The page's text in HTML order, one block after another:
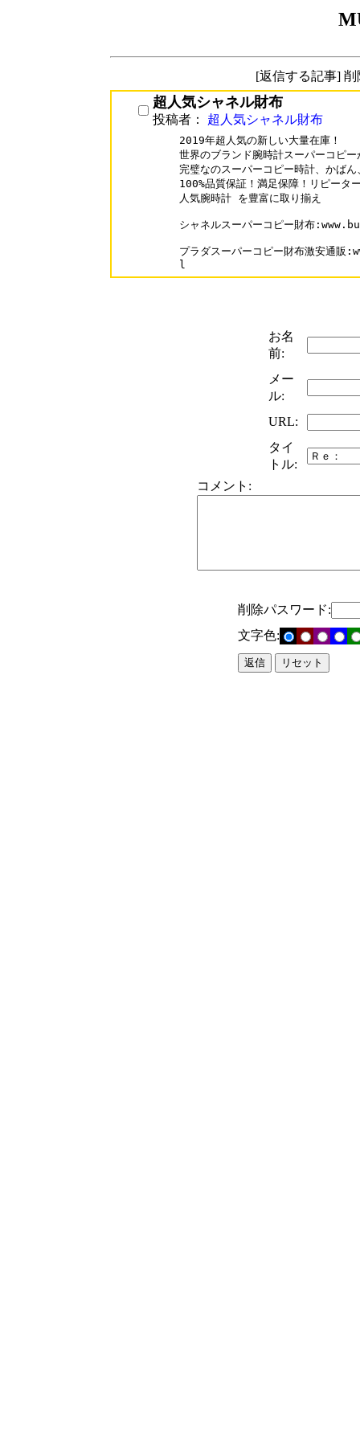
[返信する記事]
超人気シャネル財布
投稿者： 超人気シャネル財布
2019年超人気の新しい大量在庫！
世界のブランド腕時計スーパーコピ
完璧なのスーパーコピー時計、かば
100%品質保証！満足保障！リピータ
人気腕時計 を豊富に取り揃え
シャネルスーパーコピー財布
プラダスーパーコピー財布激安通
お名
前:
メー
ル:
URL:
タイ
トル:
コメント:
削除パスワード:
文字色: